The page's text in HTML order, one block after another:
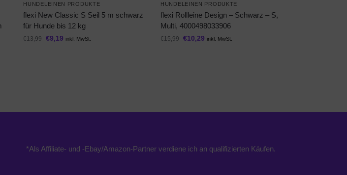
HUNDELEINEN PRODUKTE
flexi New Classic S Seil 5 m schwarz
für Hunde bis 12 kg
€13,99 €9,19 inkl. MwSt.
HUNDELEINEN PRODUKTE
flexi Rollleine Design – Schwarz – S,
Multi, 4000498033906
€15,99 €10,29 inkl. MwSt.
*Als Affiliate- und -Ebay/Amazon-Partner verdiene ich an qualifizierten Käufen.